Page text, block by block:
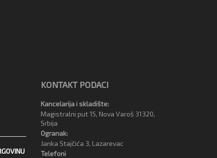
KONTAKT PODACI
Kancelarija i skladište:
Magistralni put 15, Nova Varoš 31320,
Srbija
Ogranak:
Janka Stajčića 3, Lazarevac
Telefoni